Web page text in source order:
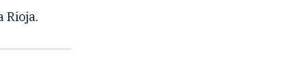
Rioja.